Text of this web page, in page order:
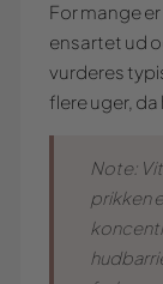
For mange
ensartet ud
vurderes
flere uger,
Note:
prikken